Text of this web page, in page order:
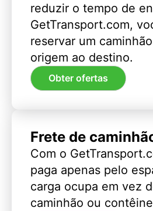
reduzir o tempo de
GetTransport.com,
reservar um
origem ao destino.
Obter ofertas
Frete de
Com o
paga apenas pelo
carga ocupa em vez
caminhão ou